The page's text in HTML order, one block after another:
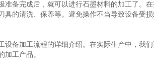
准备完成后，就可以进行石墨材料的加工了。
具的清洗、保养等。避免操作不当导致设备受损
设备加工流程的详细介绍。在实际生产中，我
加工产品。